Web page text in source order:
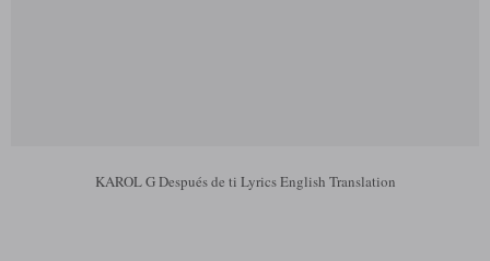
KAROL G Después de ti Lyrics English Translation